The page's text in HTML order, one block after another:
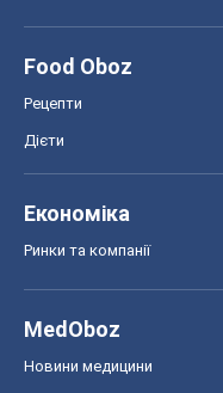
Food Oboz
Рецепти
Дієти
Економіка
Ринки та компанії
MedOboz
Новини медицини